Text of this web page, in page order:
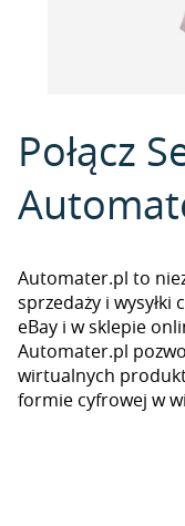
Połącz
Automater.pl to
sprzedaży i
eBay i w sklepie
Automater.pl
wirtualnych
formie cyfrowej w